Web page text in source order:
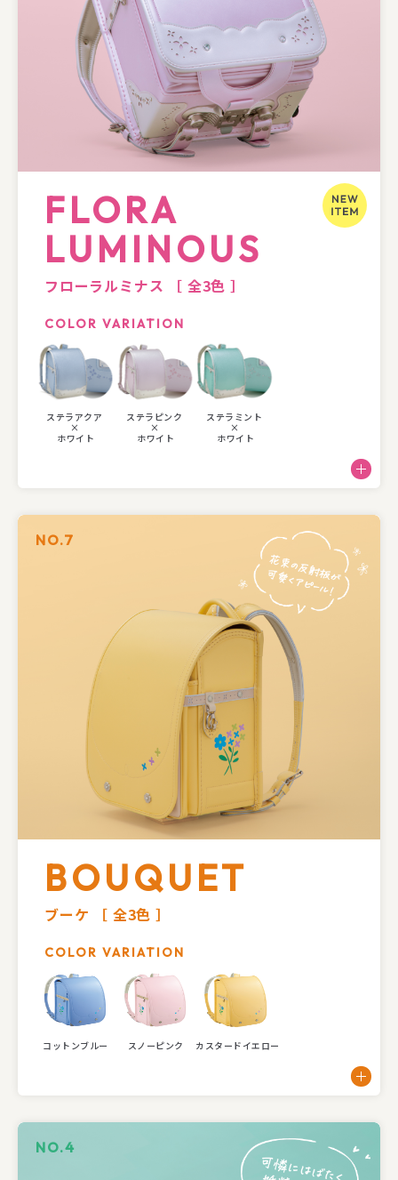
FLORA
LUMINOUS
フローラルミナス ［ 全3色 ］
COLOR VARIATION
ステラアクア
×
ホワイト
ステラピンク
×
ホワイト
ステラミント
×
ホワイト
NO.7
BOUQUET
ブーケ ［ 全3色 ］
COLOR VARIATION
コットンブルー スノーピンク カスタードイエロー
NO.4